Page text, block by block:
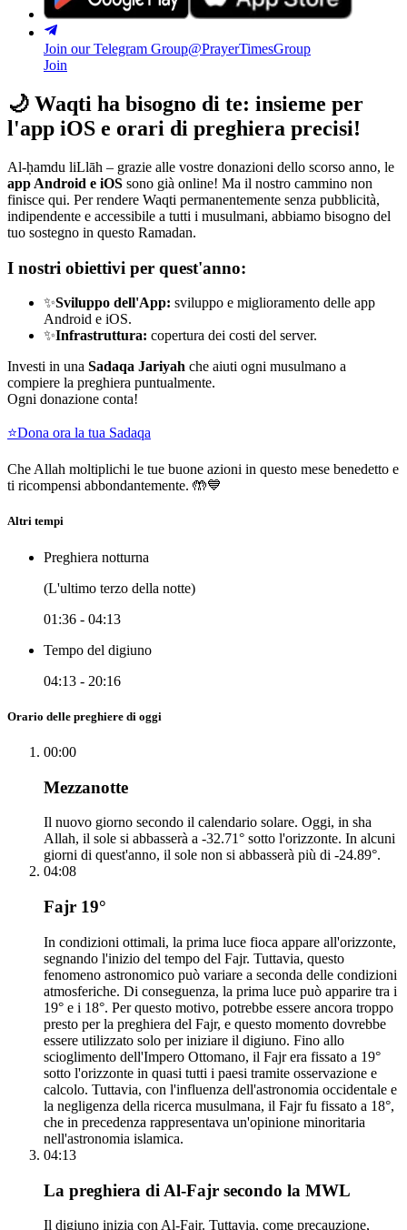
Join our Telegram Group@PrayerTimesGroup
Join
🌙 Waqti ha bisogno di te: insieme per
l'app iOS e orari di preghiera precisi!
Al-ḥamdu liLlāh – grazie alle vostre donazioni dello scorso anno, le
app Android e iOS sono già online! Ma il nostro cammino non
finisce qui. Per rendere Waqti permanentemente senza pubblicità,
indipendente e accessibile a tutti i musulmani, abbiamo bisogno del
tuo sostegno in questo Ramadan.
I nostri obiettivi per quest'anno:
✨Sviluppo dell'App: sviluppo e miglioramento delle app
Android e iOS.
✨Infrastruttura: copertura dei costi del server.
Investi in una Sadaqa Jariyah che aiuti ogni musulmano a
compiere la preghiera puntualmente.
Ogni donazione conta!
⭐Dona ora la tua Sadaqa
Che Allah moltiplichi le tue buone azioni in questo mese benedetto e
ti ricompensi abbondantemente. 🤲💙
Altri tempi
Preghiera notturna
(L'ultimo terzo della notte)
01:36 - 04:13
Tempo del digiuno
04:13 - 20:16
Orario delle preghiere di oggi
00:00
Mezzanotte
Il nuovo giorno secondo il calendario solare. Oggi, in sha
Allah, il sole si abbasserà a -32.71° sotto l'orizzonte. In alcuni
giorni di quest'anno, il sole non si abbasserà più di -24.89°.
04:08
Fajr 19°
In condizioni ottimali, la prima luce fioca appare all'orizzonte,
segnando l'inizio del tempo del Fajr. Tuttavia, questo
fenomeno astronomico può variare a seconda delle condizioni
atmosferiche. Di conseguenza, la prima luce può apparire tra i
19° e i 18°. Per questo motivo, potrebbe essere ancora troppo
presto per la preghiera del Fajr, e questo momento dovrebbe
essere utilizzato solo per iniziare il digiuno. Fino allo
scioglimento dell'Impero Ottomano, il Fajr era fissato a 19°
sotto l'orizzonte in quasi tutti i paesi tramite osservazione e
calcolo. Tuttavia, con l'influenza dell'astronomia occidentale e
la negligenza della ricerca musulmana, il Fajr fu fissato a 18°,
che in precedenza rappresentava un'opinione minoritaria
nell'astronomia islamica.
04:13
La preghiera di Al-Fajr secondo la MWL
Il digiuno inizia con Al-Fajr. Tuttavia, come precauzione,